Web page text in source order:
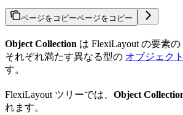
ページをコピーページをコピー
Object Collection は FlexiLayout の要素
それぞれ満たす異なる型の オブジェクト
す。
FlexiLayout ツリーでは、 Object
れます。